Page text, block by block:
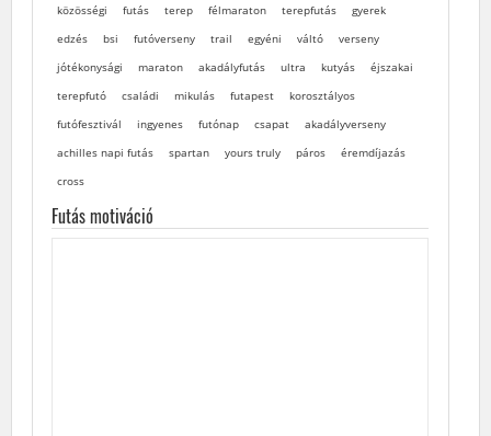
közösségi futás terep félmaraton terepfutás
gyerek
edzés
bsi futóverseny trail egyéni váltó
verseny
jótékonysági
maraton akadályfutás ultra kutyás
éjszakai
terepfutó
családi mikulás futapest
korosztályos
futófesztivál
ingyenes futónap csapat
akadályverseny
achilles napi futás
spartan yours truly páros
éremdíjazás
cross
Futás motiváció